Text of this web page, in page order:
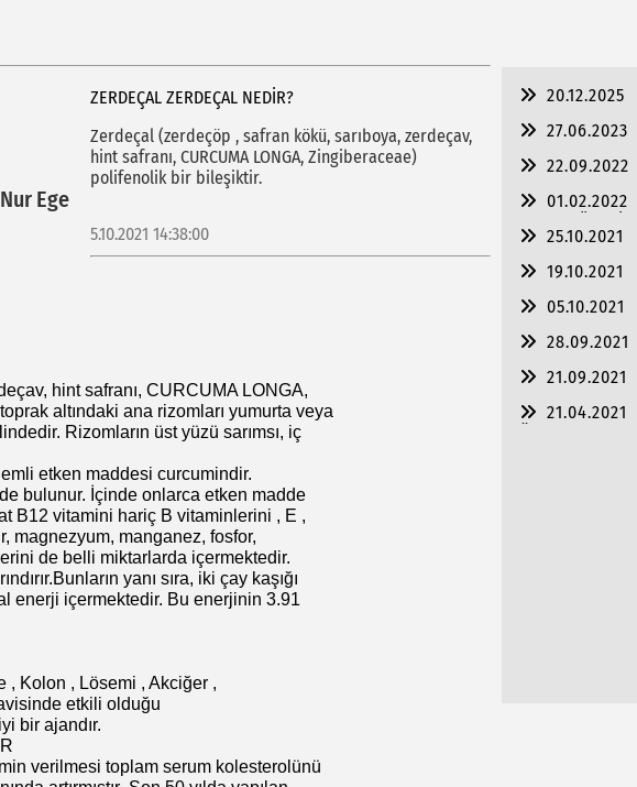
Ege
ZERDEÇAL ZERDEÇAL NEDIR?
Zerdeçal (zerdeçöp , safran kökü, sarıboya, zerdeçav,
hint safranı, CURCUMA LONGA, Zingiberaceae)
polifenolik bir bileşiktir.
5.10.2021 14:38:00
hint safranı, CURCUMA LONGA,
altındaki ana rizomları yumurta veya
Rizomların üst yüzü sarımsı, iç
etken maddesi curcumindir.
bulunur. İçinde onlarca etken madde
B12 vitamini hariç B vitaminlerini , E ,
magnezyum, manganez, fosfor,
de belli miktarlarda içermektedir.
yanı sıra, iki çay kaşığı
enerji içermektedir. Bu enerjinin 3.91
, Kolon , Lösemi , Akciğer ,
etkili olduğu
bir ajandır.
verilmesi toplam serum kolesterolünü
20.12.2025
27.06.2023
22.09.2022
01.02.2022
BALIK
25.10.2021
19.10.2021
05.10.2021
28.09.2021
21.09.2021
21.04.2021